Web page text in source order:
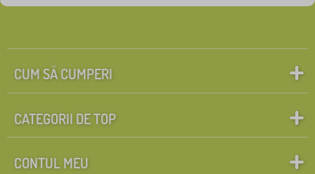
CUM SĂ CUMPERI
CATEGORII DE TOP
CONTUL MEU